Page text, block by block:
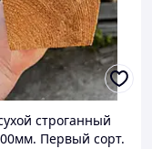
строганный
Первый сорт.